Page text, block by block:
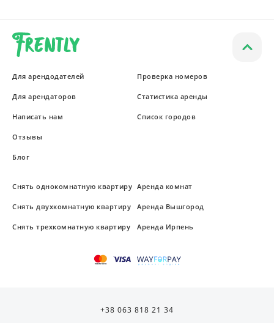
Для арендодателей
Для арендаторов
Написать нам
Отзывы
Блог
Проверка номеров
Статистика аренды
Список городов
Снять однокомнатную квартиру
Снять двухкомнатную квартиру
Снять трехкомнатную квартиру
Аренда комнат
Аренда Вышгород
Аренда Ирпень
+38 063 818 21 34